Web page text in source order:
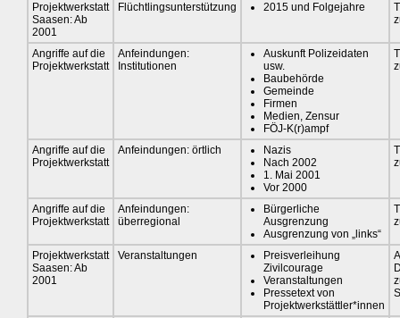
Projektwerkstatt
Saasen: Ab
2001
Flüchtlingsunterstützung 2015 und Folgejahre
Angriffe auf die
Projektwerkstatt
Anfeindungen:
Institutionen
Auskunft Polizeidaten
usw.
Baubehörde
Gemeinde
Firmen
Medien, Zensur
FÖJ-K(r)ampf
Angriffe auf die
Projektwerkstatt
Anfeindungen: örtlich
Nazis
Nach 2002
1. Mai 2001
Vor 2000
Angriffe auf die
Projektwerkstatt
Anfeindungen:
überregional
Bürgerliche
Ausgrenzung
Ausgrenzung von „links“
Projektwerkstatt
Saasen: Ab
2001
Veranstaltungen
Preisverleihung
Zivilcourage
Veranstaltungen
Pressetext von
Projektwerkstättler*innen